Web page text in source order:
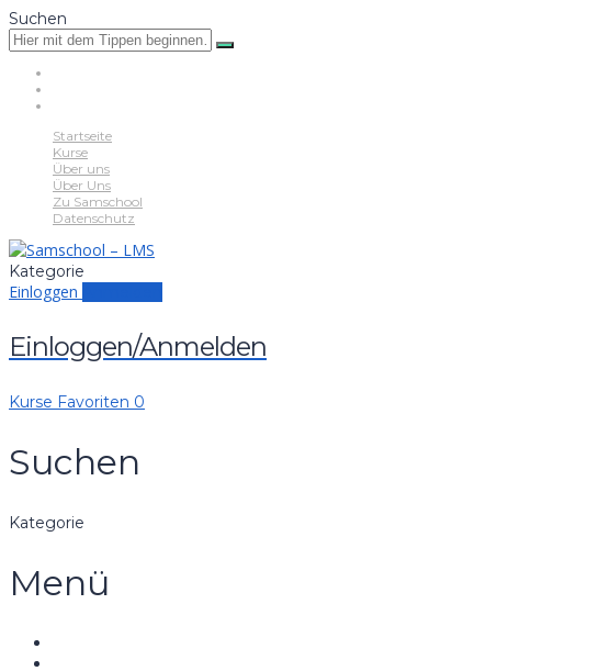
Suchen
Startseite
Kurse
Über uns
Über Uns
Zu Samschool
Datenschutz
Kategorie
Einloggen
Einloggen/Anmelden
Kurse Favoriten 0
Suchen
Kategorie
Menü